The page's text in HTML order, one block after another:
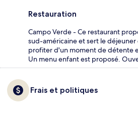
Restauration
Campo Verde - Ce restaurant
sud-américaine et sert le déjeuner
profiter d'un moment de détente
Un menu enfant est proposé.
Frais et politiques